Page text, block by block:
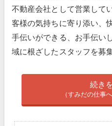
不動産会社として営業して
客様の気持ちに寄り添い、
手伝いができる、お手伝い
域に根ざしたスタッフを募
続き
（すみだの仕事